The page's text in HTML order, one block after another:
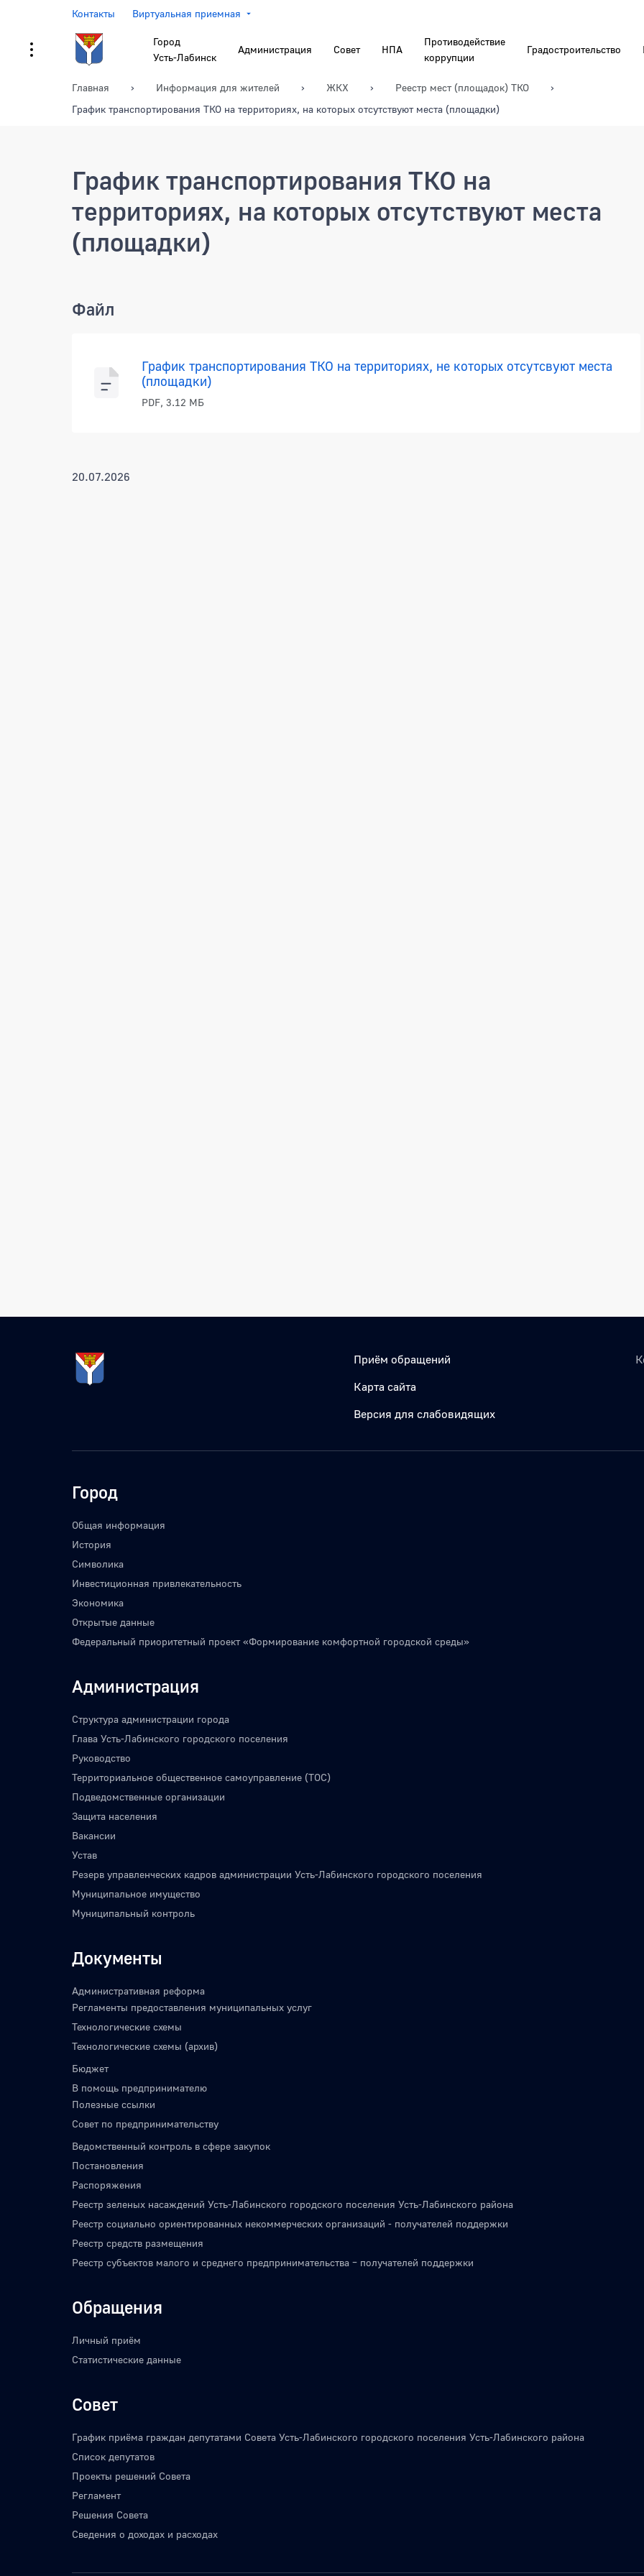
Контакты Виртуальная приемная
Город
Усть-Лабинск
Администрация Совет НПА
Противодействие
коррупции
Градостроительство
Главная Информация для жителей ЖКХ
Реестр мест (площадок) ТКО
График транспортирования ТКО на территориях, на которых отсутствуют места (площадки)
График транспортирования ТКО на
территориях, на которых отсутствуют места
(площадки)
График транспортирования ТКО на территориях, на
Файл
График транспортирования ТКО на территориях, не которых отсутсвуют места
(площадки)
PDF, 3.12 МБ
20.07.2026
Приём обращений
Карта сайта
Версия для слабовидящих
Город
Общая информация
История
Символика
Инвестиционная привлекательность
Экономика
Открытые данные
Федеральный приоритетный проект «Формирование комфортной городской среды»
Администрация
Структура администрации города
Глава Усть-Лабинского городского поселения
Руководство
Территориальное общественное самоуправление (ТОС)
Подведомственные организации
Защита населения
Вакансии
Устав
Резерв управленческих кадров администрации Усть-Лабинского городского поселения
Муниципальное имущество
Муниципальный контроль
Документы
Административная реформа
Регламенты предоставления муниципальных услуг
Технологические схемы
Технологические схемы (архив)
Бюджет
В помощь предпринимателю
Полезные ссылки
Совет по предпринимательству
Ведомственный контроль в сфере закупок
Постановления
Распоряжения
Реестр зеленых насаждений Усть-Лабинского городского поселения Усть-Лабинского района
Реестр социально ориентированных некоммерческих организаций - получателей поддержки
Реестр средств размещения
Реестр субъектов малого и среднего предпринимательства – получателей поддержки
Обращения
Личный приём
Статистические данные
Совет
График приёма граждан депутатами Совета Усть-Лабинского городского поселения Усть-Лабинского района
Список депутатов
Проекты решений Совета
Регламент
Решения Совета
Сведения о доходах и расходах